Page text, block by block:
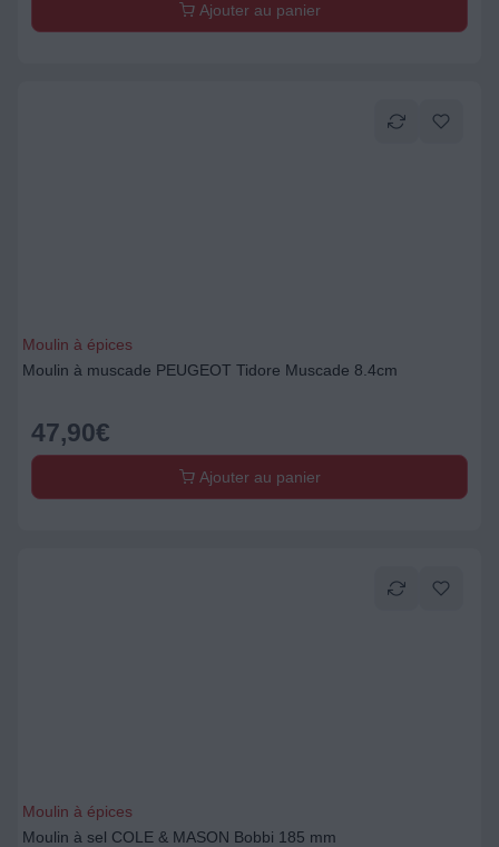
Ajouter au panier
Moulin à épices
Moulin à muscade PEUGEOT Tidore Muscade 8.4cm
47,90€
Ajouter au panier
Moulin à épices
Moulin à sel COLE & MASON Bobbi 185 mm